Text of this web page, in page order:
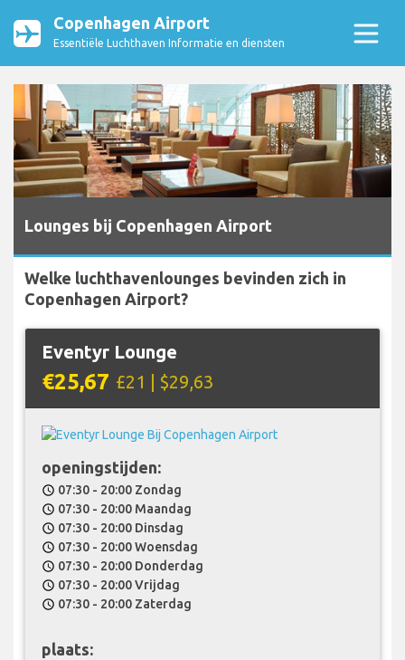
Copenhagen Airport
Essentiële Luchthaven Informatie en diensten
Lounges bij Copenhagen Airport
Welke luchthavenlounges bevinden zich in
Copenhagen Airport?
Eventyr Lounge
€25,67 £21 | $29,63
openingstijden:
schedule 07:30 - 20:00 Zondag
schedule 07:30 - 20:00 Maandag
schedule 07:30 - 20:00 Dinsdag
schedule 07:30 - 20:00 Woensdag
schedule 07:30 - 20:00 Donderdag
schedule 07:30 - 20:00 Vrijdag
schedule 07:30 - 20:00 Zaterdag
plaats: